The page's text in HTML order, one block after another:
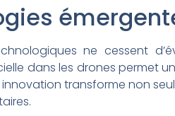
ne cessent
dans les drones
transforme non